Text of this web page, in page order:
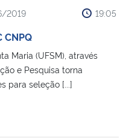
2019 19:05
CNPQ
Maria (UFSM), através
e Pesquisa torna
para seleção [...]